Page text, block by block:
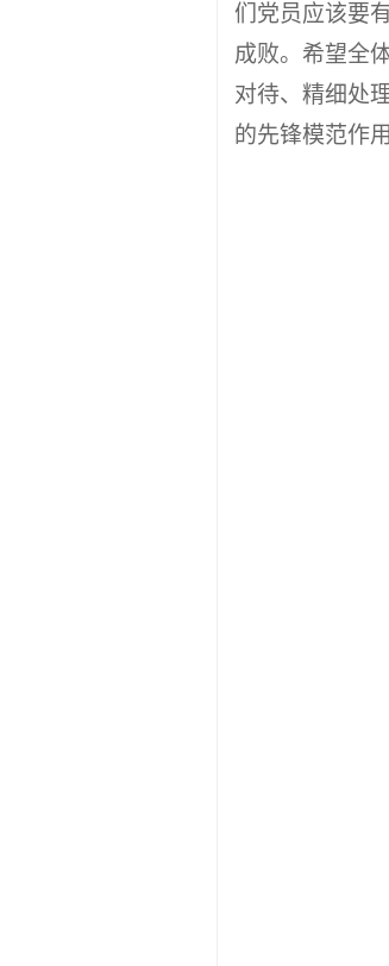
们党员应该要
成败。希望全
对待、精细处
的先锋模范作用